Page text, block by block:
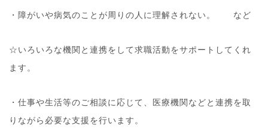
・障がいや病気のことが周りの人に理解されない。 など
☆いろいろな機関と連携をして求職活動をサポートしてくれ
ます。
・仕事や生活等のご相談に応じて、医療機関などと連携を取
りながら必要な支援を行います。